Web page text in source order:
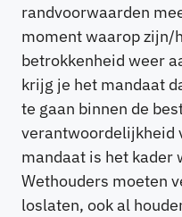
randvoorwaarden
moment waarop zijn/
betrokkenheid weer
krijg je het mandaat
te gaan binnen de
verantwoordelijkheid
mandaat is het kader
Wethouders moeten
loslaten, ook al